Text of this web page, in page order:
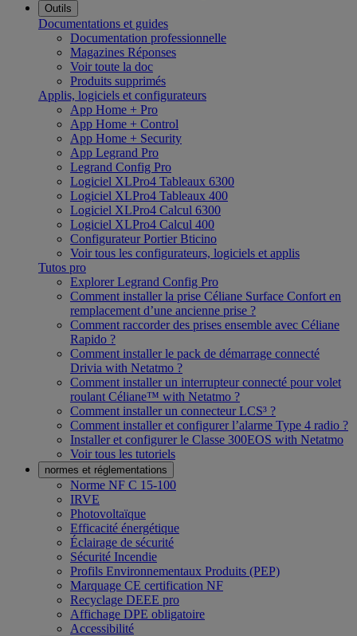
Outils
Documentations et guides
Documentation professionnelle
Magazines Réponses
Voir toute la doc
Produits supprimés
Applis, logiciels et configurateurs
App Home + Pro
App Home + Control
App Home + Security
App Legrand Pro
Legrand Config Pro
Logiciel XLPro4 Tableaux 6300
Logiciel XLPro4 Tableaux 400
Logiciel XLPro4 Calcul 6300
Logiciel XLPro4 Calcul 400
Configurateur Portier Bticino
Voir tous les configurateurs, logiciels et applis
Tutos pro
Explorer Legrand Config Pro
Comment installer la prise Céliane Surface Confort en
remplacement d’une ancienne prise ?
Comment raccorder des prises ensemble avec Céliane
Rapido ?
Comment installer le pack de démarrage connecté
Drivia with Netatmo ?
Comment installer un interrupteur connecté pour volet
roulant Céliane™ with Netatmo ?
Comment installer un connecteur LCS³ ?
Comment installer et configurer l’alarme Type 4 radio ?
Installer et configurer le Classe 300EOS with Netatmo
Voir tous les tutoriels
normes et réglementations
Norme NF C 15-100
IRVE
Photovoltaïque
Efficacité énergétique
Éclairage de sécurité
Sécurité Incendie
Profils Environnementaux Produits (PEP)
Marquage CE certification NF
Recyclage DEEE pro
Affichage DPE obligatoire
Accessibilité